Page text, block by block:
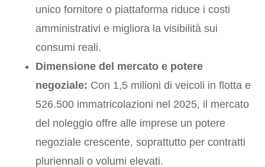
unico fornitore o piattaforma riduce i costi
amministrativi e migliora la visibilità sui
consumi reali.
Dimensione del mercato e potere
negoziale: Con 1,5 milioni di veicoli in flotta e
526.500 immatricolazioni nel 2025, il mercato
del noleggio offre alle imprese un potere
negoziale crescente, soprattutto per contratti
pluriennali o volumi elevati.